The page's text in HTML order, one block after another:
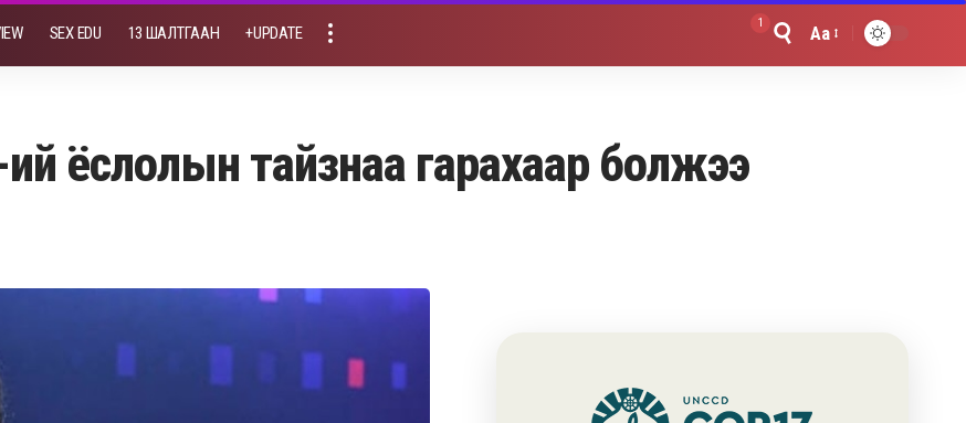
SEX EDU 13 ШАЛТГААН +UPDATE
1
Font
Aa
ий ёслолын тайзнаа гарахаар болжээ